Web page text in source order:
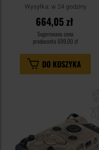
Wysyłka: w 24 godziny
664,05 zł
Sugerowana cena
producenta 699,00 zł
DO KOSZYKA